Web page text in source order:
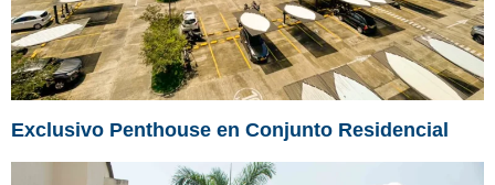
Exclusivo Penthouse en Conjunto Residencial